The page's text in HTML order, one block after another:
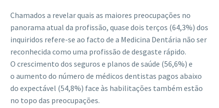
Chamados a revelar quais as maiores preocupações no
panorama atual da profissão, quase dois terços (64,3%) dos
inquiridos refere-se ao facto de a Medicina Dentária não ser
reconhecida como uma profissão de desgaste rápido.
O crescimento dos seguros e planos de saúde (56,6%) e
o aumento do número de médicos dentistas pagos abaixo
do expectável (54,8%) face às habilitações também estão
no topo das preocupações.